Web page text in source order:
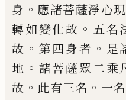
身 。 應諸菩薩淨心
轉如變化故 。 五名
故 。 第四身者 。 是
地 。 諸菩薩眾二乘
故 。 此有三名 。 一